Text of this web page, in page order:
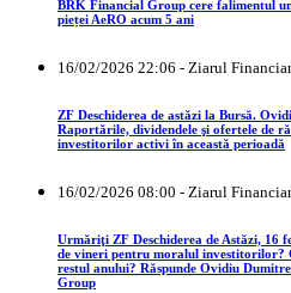
BRK Financial Group cere falimentul
pieței AeRO acum 5 ani
16/02/2026 22:06 - Ziarul Financiar
ZF Deschiderea de astăzi la Bursă.
Raportările, dividendele şi ofertele de
investitorilor activi în această perioadă
16/02/2026 08:00 - Ziarul Financiar
Urmăriţi ZF Deschiderea de Astăzi, 16
de vineri pentru moralul investitorilor?
restul anului? Răspunde Ovidiu
Group